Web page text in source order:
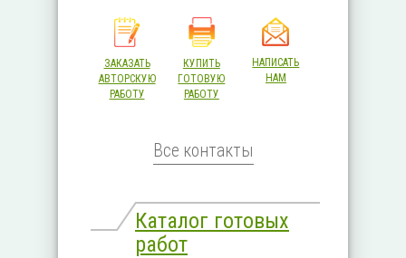
ЗАКАЗАТЬ
АВТОРСКУЮ
РАБОТУ
КУПИТЬ
ГОТОВУЮ
РАБОТУ
НАПИСАТЬ
НАМ
Все контакты
Каталог готовых
работ